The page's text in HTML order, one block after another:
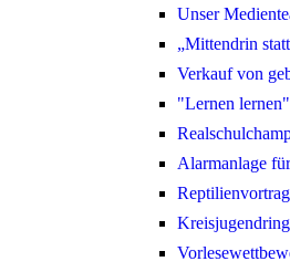
Unser
„Mittendrin
Verkauf von
"Lernen lernen"
Alarmanlage